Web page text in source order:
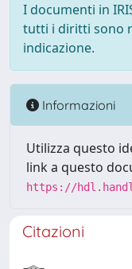
I documenti in
tutti i diritti sono
indicazione.
Informazioni
Utilizza questo
link a questo
https://
Citazioni